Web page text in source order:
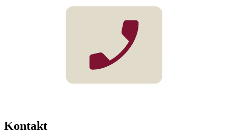
Kontakt